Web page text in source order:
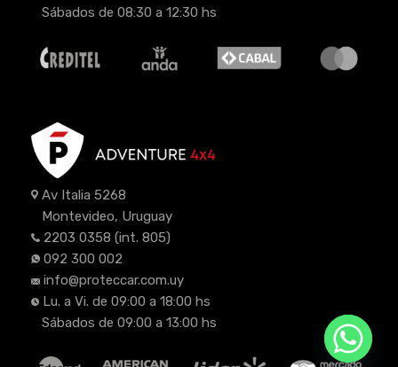
Sábados de 08:30 a 12:30 hs
Av Italia 5268
Montevideo, Uruguay
2203 0358 (int. 805)
092 300 002
info@proteccar.com.uy
Lu. a Vi. de 09:00 a 18:00 hs
Sábados de 09:00 a 13:00 hs